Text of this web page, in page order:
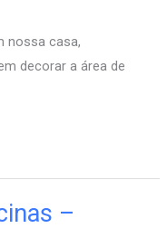
nossa casa,
decorar a área de
–